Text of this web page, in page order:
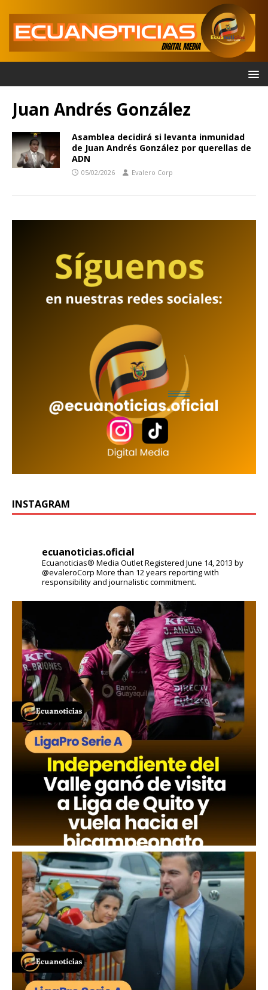
Juan Andrés González
Asamblea decidirá si levanta inmunidad
de Juan Andrés González por querellas de
ADN
05/02/2026 Evalero Corp
INSTAGRAM
ecuanoticias.oficial
Ecuanoticias® Media OutletRegistered June 14, 2013 by
@evaleroCorp More than 12 years reporting with
responsibility and journalistic commitment.